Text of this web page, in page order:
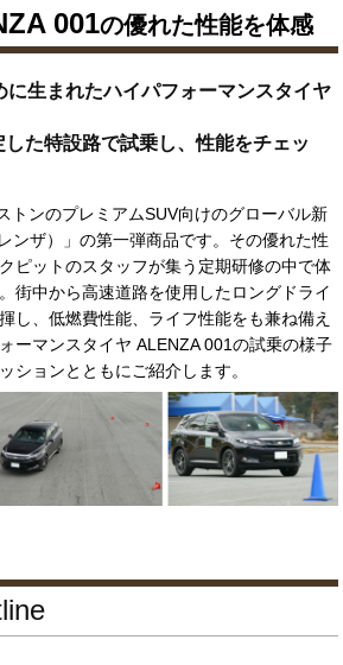
001の優れた性能を体感
に生まれたハイパフォーマンスタイヤ
た特設路で試乗し、性能をチェッ
トンのプレミアムSUV向けのグローバル新
ンザ）」の第一弾商品です。その優れた性
ピットのスタッフが集う定期研修の中で体
街中から高速道路を使用したロングドライ
し、低燃費性能、ライフ性能をも兼ね備え
ーマンスタイヤ ALENZA 001の試乗の様子
ションとともにご紹介します。